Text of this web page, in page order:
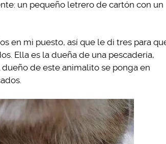
un pequeño letrero de cartón con un
en mi puesto, así que le di tres para
Ella es la dueña de una pescadería,
de este animalito se ponga en